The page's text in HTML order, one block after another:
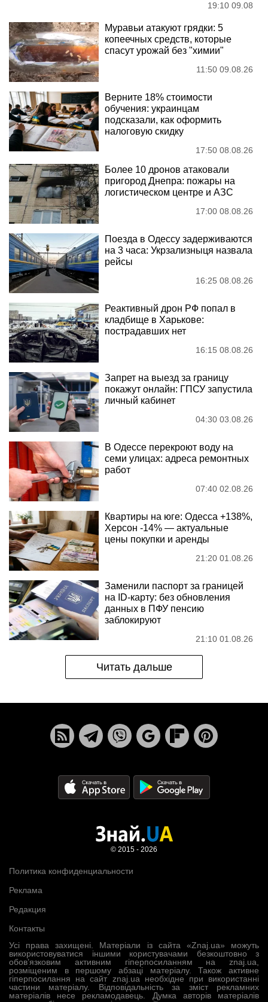
19:10 09.08
Муравьи атакуют грядки: 5
копеечных средств, которые
спасут урожай без "химии"
11:50 09.08.26
Верните 18% стоимости
обучения: украинцам
подсказали, как оформить
налоговую скидку
17:50 08.08.26
Более 10 дронов атаковали
пригород Днепра: пожары на
логистическом центре и АЗС
17:00 08.08.26
Поезда в Одессу задерживаются
на 3 часа: Укрзализныця назвала
рейсы
16:25 08.08.26
Реактивный дрон РФ попал в
кладбище в Харькове:
пострадавших нет
16:15 08.08.26
Запрет на выезд за границу
покажут онлайн: ГПСУ запустила
личный кабинет
04:30 03.08.26
В Одессе перекроют воду на
семи улицах: адреса ремонтных
работ
07:40 02.08.26
Квартиры на юге: Одесса +138%,
Херсон -14% — актуальные
цены покупки и аренды
21:20 01.08.26
Заменили паспорт за границей
на ID-карту: без обновления
данных в ПФУ пенсию
заблокируют
21:10 01.08.26
Читать дальше
Усі права захищені. Матеріали із сайта «Znaj.ua» можуть
використовуватися іншими користувачами безкоштовно з
обов’язковим активним гіперпосиланням на znaj.ua,
розміщеним в першому абзаці матеріалу. Також активне
гіперпосилання на сайт znaj.ua необхідне при використанні
частини матеріалу. Відповідальність за зміст рекламних
матеріалів несе рекламодавець. Думка авторів матеріалів
Политика конфиденциальности
Реклама
Редакция
Контакты
© 2015 - 2026